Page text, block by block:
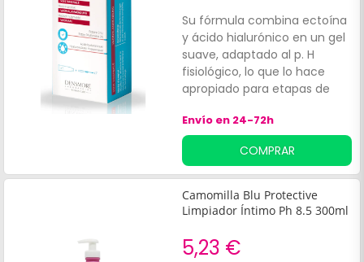
Su fórmula combina ectoína
y ácido hialurónico en un gel
suave, adaptado al p. H
fisiológico, lo que lo hace
apropiado para etapas de
tratamientos ginecológicos.
Envío en 24-72h
COMPRAR
Camomilla Blu Protective
Limpiador Íntimo Ph 8.5 300ml
5,23 €